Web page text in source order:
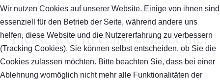
Please feel free and contact me!
Wir nutzen Cookies auf unserer Website. Einige von ihnen sind
essenziell für den Betrieb der Seite, während andere uns
helfen, diese Website und die Nutzererfahrung zu verbessern
(Tracking Cookies). Sie können selbst entscheiden, ob Sie die
Cookies zulassen möchten. Bitte beachten Sie, dass bei einer
Ablehnung womöglich nicht mehr alle Funktionalitäten der